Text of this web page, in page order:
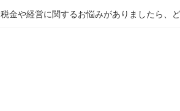
税金や経営に関するお悩みがありましたら、